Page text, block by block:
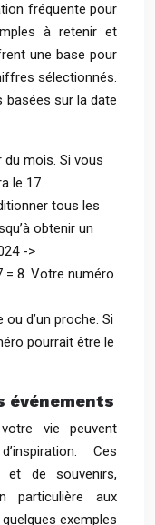
fréquente pour
à retenir et
une base pour
sélectionnés.
basées sur la date
du mois. Si vous
le 17.
tous les
obtenir un
->
= 8. Votre numéro
d’un proche. Si
pourrait être le
événements
vie peuvent
Ces
et de souvenirs,
particulière aux
exemples